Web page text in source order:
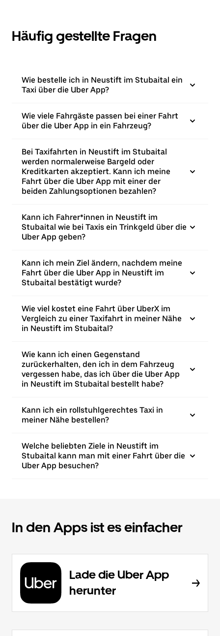
Häufig gestellte Fragen
Wie bestelle ich in Neustift im Stubaital ein
Taxi über die Uber App?
Wie viele Fahrgäste passen bei einer Fahrt
über die Uber App in ein Fahrzeug?
Bei Taxifahrten in Neustift im Stubaital
werden normalerweise Bargeld oder
Kreditkarten akzeptiert. Kann ich meine
Fahrt über die Uber App mit einer der
beiden Zahlungsoptionen bezahlen?
Kann ich Fahrer*innen in Neustift im
Stubaital wie bei Taxis ein Trinkgeld über die
Uber App geben?
Kann ich mein Ziel ändern, nachdem meine
Fahrt über die Uber App in Neustift im
Stubaital bestätigt wurde?
Wie viel kostet eine Fahrt über UberX im
Vergleich zu einer Taxifahrt in meiner Nähe
in Neustift im Stubaital?
Wie kann ich einen Gegenstand
zurückerhalten, den ich in dem Fahrzeug
vergessen habe, das ich über die Uber App
in Neustift im Stubaital bestellt habe?
Kann ich ein rollstuhlgerechtes Taxi in
meiner Nähe bestellen?
Welche beliebten Ziele in Neustift im
Stubaital kann man mit einer Fahrt über die
Uber App besuchen?
In den Apps ist es einfacher
Lade die Uber App
herunter